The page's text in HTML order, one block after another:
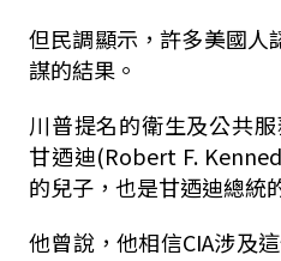
但民調顯示，許多美國人
謀的結果。
川普提名的衛生及公共
甘迺迪(Robert F.
的兒子，也是甘迺迪總統
他曾說，他相信CIA涉及